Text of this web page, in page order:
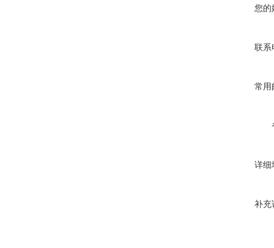
您的
联系
常用
详细
补充